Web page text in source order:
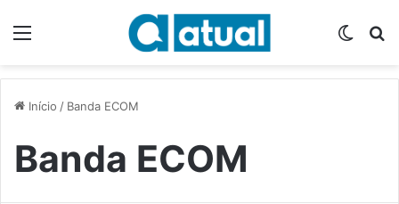
Início / Banda ECOM
Banda ECOM